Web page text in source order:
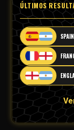
ÚLTIMOS